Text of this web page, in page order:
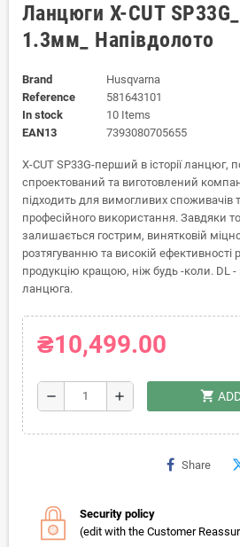
Ланцюги X-CUT
1.3мм_ Напівдолото
Brand
Husqvarna
Reference
581643101
In stock
10 Items
EAN13
7393080705655
X-CUT SP33G-перший в історії ланцюг,
спроектований та виготовлений
підходить для вимогливих споживачів
професійного використання. Завдяки
залишається гострим, винятковій
розтягуванню та високій ефективності
продукцію кращою, ніж будь -коли. DL -
ланцюга.
₴10,499.00
remove add shopping_cart
Share
Security policy
(edit with the Customer